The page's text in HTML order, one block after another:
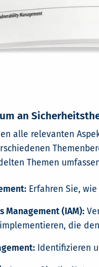
an
alle relevanten
Themen
Erfahren Sie,
Management (IAM):
die
Identifizieren